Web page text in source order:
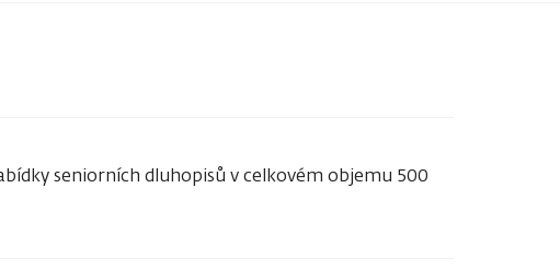
seniorních dluhopisů v celkovém objemu 500